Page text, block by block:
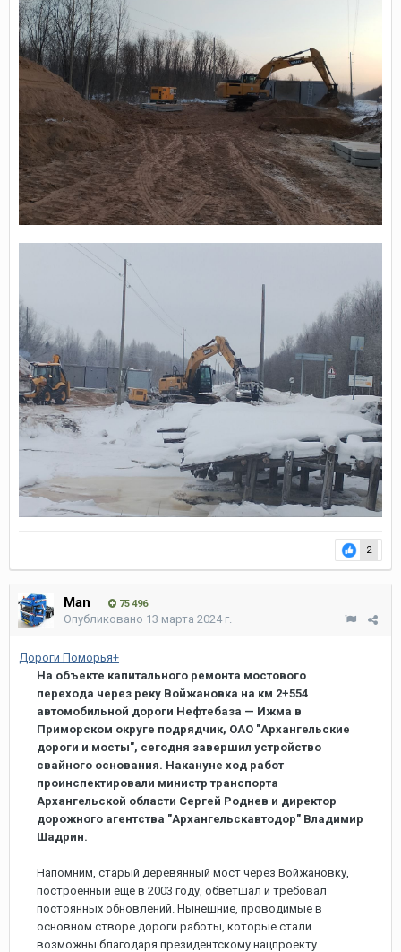
2
Man 75 496
Опубликовано 13 марта 2024 г.
Дороги Поморья+
На объекте капитального ремонта мостового
перехода через реку Войжановка на км 2+554
автомобильной дороги Нефтебаза — Ижма в
Приморском округе подрядчик, ОАО "Архангельские
дороги и мосты", сегодня завершил устройство
свайного основания. Накануне ход работ
проинспектировали министр транспорта
Архангельской области Сергей Роднев и директор
дорожного агентства "Архангельскавтодор" Владимир
Шадрин.
Напомним, старый деревянный мост через Войжановку,
построенный ещё в 2003 году, обветшал и требовал
постоянных обновлений. Нынешние, проводимые в
основном створе дороги работы, которые стали
возможны благодаря президентскому нацпроекту